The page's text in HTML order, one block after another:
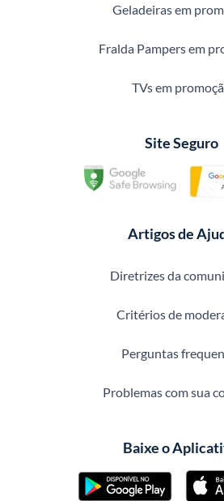
Geladeiras em
Fralda Pampers em
TVs em
Site Seguro
Artigos de
Diretrizes da
Critérios de
Perguntas
Problemas com sua
Baixe o